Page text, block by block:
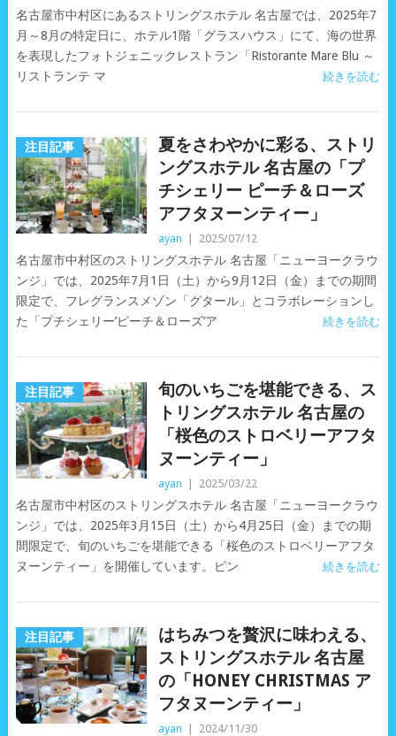
名古屋市中村区にあるストリングスホテル 名古屋では、2025年7
月～8月の特定日に、ホテル1階「グラスハウス」にて、海の世界
を表現したフォトジェニックレストラン「Ristorante Mare Blu ～
リストランテ マ
続きを読む
注目記事
夏をさわやかに彩る、ストリ
ングスホテル 名古屋の「プ
チシェリー ピーチ＆ローズ
アフタヌーンティー」
ayan 2025/07/12
名古屋市中村区のストリングスホテル 名古屋「ニューヨークラウ
ンジ」では、2025年7月1日（土）から9月12日（金）までの期間
限定で、フレグランスメゾン「グタール」とコラボレーションし
た「プチシェリー’ピーチ＆ローズ’ア
続きを読む
注目記事
旬のいちごを堪能できる、ス
トリングスホテル 名古屋の
「桜色のストロベリーアフタ
ヌーンティー」
ayan 2025/03/22
名古屋市中村区のストリングスホテル 名古屋「ニューヨークラウ
ンジ」では、2025年3月15日（土）から4月25日（金）までの期
間限定で、旬のいちごを堪能できる「桜色のストロベリーアフタ
ヌーンティー」を開催しています。ピン
続きを読む
注目記事
はちみつを贅沢に味わえる、
ストリングスホテル 名古屋
の「HONEY CHRISTMAS ア
フタヌーンティー」
ayan 2024/11/30